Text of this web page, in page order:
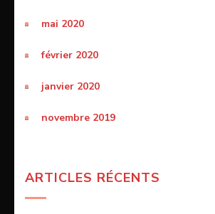
mai 2020
février 2020
janvier 2020
novembre 2019
ARTICLES RÉCENTS